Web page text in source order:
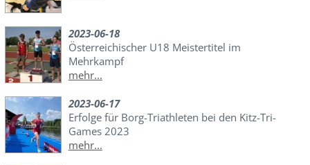
2023-06-18
Österreichischer U18 Meistertitel im
Mehrkampf
mehr...
2023-06-17
Erfolge für Borg-Triathleten bei den Kitz-Tri-
Games 2023
mehr...